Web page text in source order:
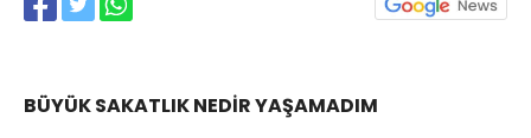
BÜYÜK SAKATLIK NEDİR YAŞAMADIM